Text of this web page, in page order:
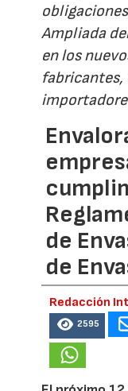
Ampliada
en los
de
de
Redacción
2595